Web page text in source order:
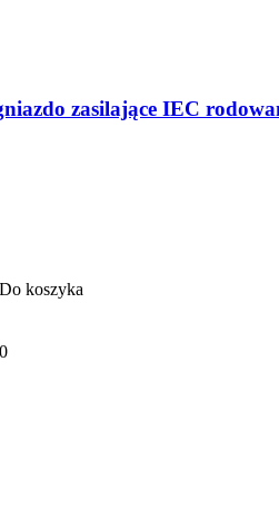
zasilające IEC
Do koszyka